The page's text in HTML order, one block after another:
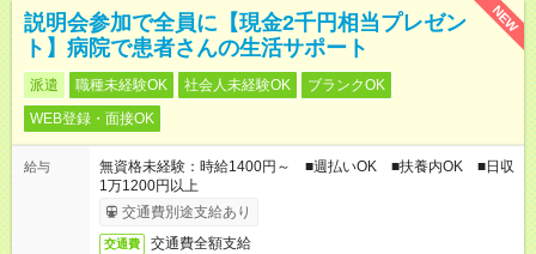
NEW
説明会参加で全員に【現金2千円相当プレゼン
ト】病院で患者さんの生活サポート
派遣 職種未経験OK 社会人未経験OK
ブランクOK
WEB登録・面接OK
給与
無資格未経験：時給1400円～ ■週払いOK ■扶養内OK ■日収
1万1200円以上
交通費別途支給あり
交通費 交通費全額支給